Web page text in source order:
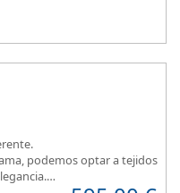
podemos optar a tejidos